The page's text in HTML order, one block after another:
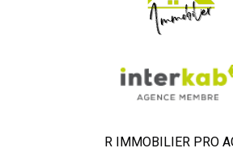
R IMMOBILIER PRO